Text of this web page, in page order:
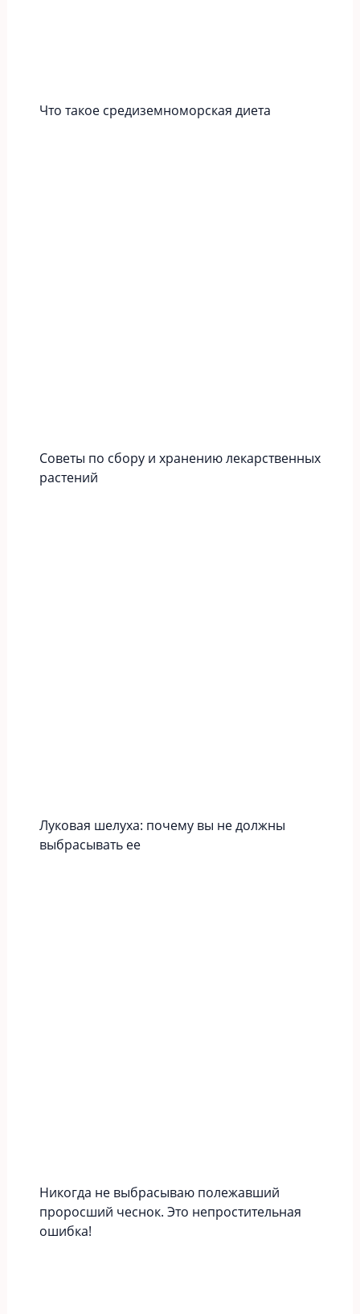
Что такое средиземноморская диета
Советы по сбору и хранению лекарственных
растений
Луковая шелуха: почему вы не должны
выбрасывать ее
Никогда не выбрасываю полежавший
проросший чеснок. Это непростительная
ошибка!